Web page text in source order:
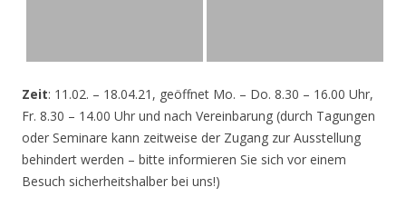
Zeit: 11.02. – 18.04.21, geöffnet Mo. – Do. 8.30 – 16.00 Uhr,
Fr. 8.30 – 14.00 Uhr und nach Vereinbarung (durch Tagungen
oder Seminare kann zeitweise der Zugang zur Ausstellung
behindert werden – bitte informieren Sie sich vor einem
Besuch sicherheitshalber bei uns!)